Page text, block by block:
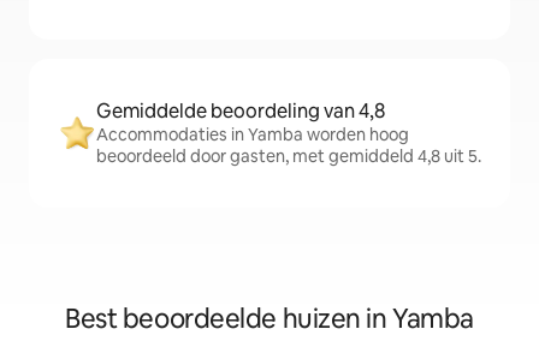
Gemiddelde beoordeling van 4,8
Accommodaties in Yamba worden hoog
beoordeeld door gasten, met gemiddeld 4,8 uit 5.
Best beoordeelde huizen in Yamba